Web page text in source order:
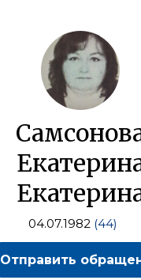
04.07.1982 (44)
Отправить